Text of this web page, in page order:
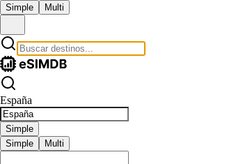
Simple Multi
España
Simple
Simple
Multi